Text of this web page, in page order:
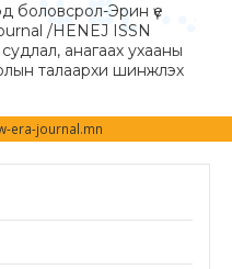
боловсрол-Эрин үе
/HENEJ ISSN
анагаах ухааны
талаархи шинжлэх
era-journal.mn